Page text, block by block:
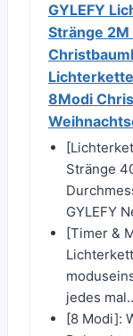
GYLEFY
Stränge 2M
8Modi
Stränge
GYLEFY
[Timer &
jedes
[8 Modi]: